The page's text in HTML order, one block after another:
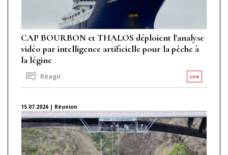
CAP BOURBON et THALOS déploient l'analyse
vidéo par intelligence artificielle pour la pêche à
la légine
Lire
Réagir
15.07.2026 | Réunion